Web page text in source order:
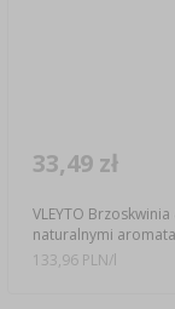
VLEYTO
naturalnymi
33,49 zł
133,96 PLN/l